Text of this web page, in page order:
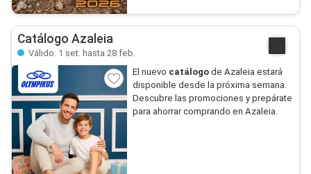
Catálogo Azaleia
Válido: 1 set. hasta 28 feb.
El nuevo catálogode Azaleia estará
disponible desde la próxima semana.
Descubre las promociones y prepárate
para ahorrar comprando en Azaleia.